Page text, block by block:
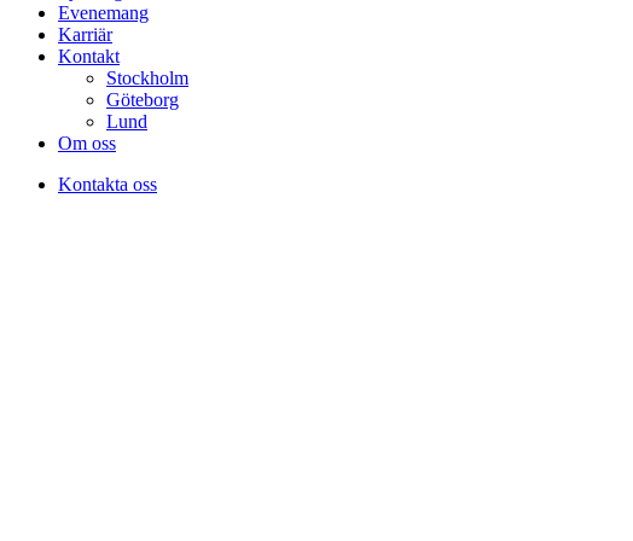
Evenemang
Karriär
Kontakt
Stockholm
Göteborg
Lund
Om oss
Kontakta oss